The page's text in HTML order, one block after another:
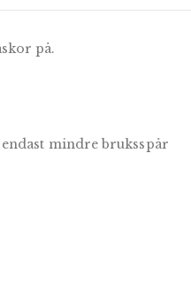
på.
mindre bruksspår